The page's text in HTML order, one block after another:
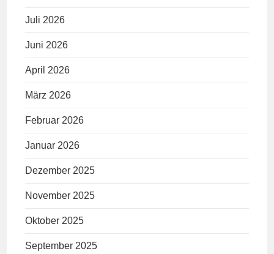
Juli 2026
Juni 2026
April 2026
März 2026
Februar 2026
Januar 2026
Dezember 2025
November 2025
Oktober 2025
September 2025